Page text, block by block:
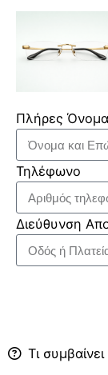
Πλήρες Όνομα
Τηλέφωνο
Διεύθυνση
Τι